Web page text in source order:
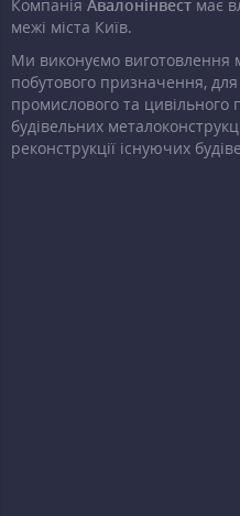
Компанія Авалонінвест має
межі міста Київ.
Ми виконуємо виготовлення
побутового призначення,
промислового та
будівельних
реконструкції існуючих